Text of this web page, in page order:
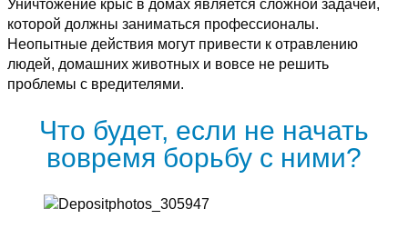
Уничтожение крыс в домах является сложной задачей,
которой должны заниматься профессионалы.
Неопытные действия могут привести к отравлению
людей, домашних животных и вовсе не решить
проблемы с вредителями.
Что будет, если не начать
вовремя борьбу с ними?